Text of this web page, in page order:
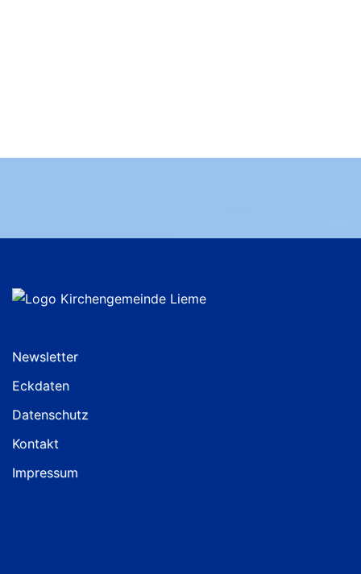
Newsletter
Eckdaten
Datenschutz
Kontakt
Impressum